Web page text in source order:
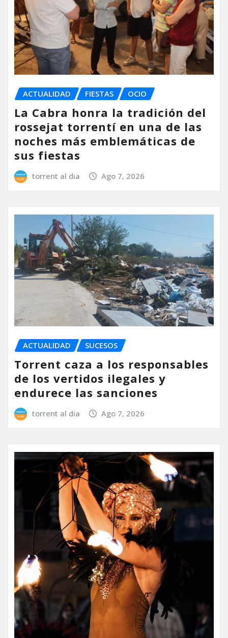
ACTUALIDAD FIESTAS OCIO
La Cabra honra la tradición del
rossejat torrentí en una de las
noches más emblemáticas de
sus fiestas
torrent al dia Ago 7, 2026
ACTUALIDAD SUCESOS
Torrent caza a los responsables
de los vertidos ilegales y
endurece las sanciones
torrent al dia Ago 7, 2026